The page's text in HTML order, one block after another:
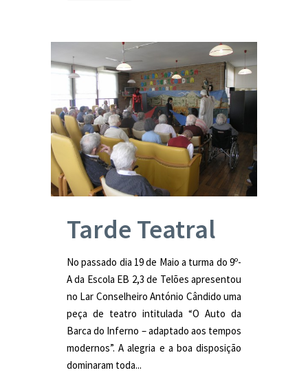
Tarde Teatral
No passado dia 19 de Maio a turma do 9º-
A da Escola EB 2,3 de Telões apresentou
no Lar Conselheiro António Cândido uma
peça de teatro intitulada “O Auto da
Barca do Inferno – adaptado aos tempos
modernos”. A alegria e a boa disposição
dominaram toda...